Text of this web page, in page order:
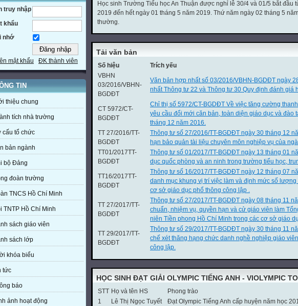
truy nhập
khẩu
nhớ
mật khẩu ĐK thành viên
TIN
thiệu chung
tích nhà trường
cấu tổ chức
bản ngành
bộ Đảng
đoàn trường
TNCS Hồ Chí Minh
TNTP Hồ Chí Minh
sách giáo viên
sách lớp
khóa biểu
tức
báo
ảnh hoạt động
Học sinh Trường Tiểu học An Thuận được nghỉ lễ 30/4 và 01/5 bắt đầu
2019 đến hết ngày 01 tháng 5 năm 2019. Thứ năm ngày 02 tháng 5
thường.
Tải văn bản
Số hiệu
Trích yếu
VBHN
03/2016/VBHN-
BGDĐT
Văn bản hợp nhất số 03/2016/VBHN-BGDĐT ngày
nhất Thông tư 22 và Thông tư 30 Quy định đánh giá
CT 5972/CT-
BGDĐT
Chỉ thị số 5972/CT-BGDĐT Về việc tăng cường
yêu cầu đổi mới căn bản, toàn diện giáo dục và đào
tháng 12 năm 2016.
TT 27/2016/TT-
BGDĐT
Thông tư số 27/2016/TT-BGDĐT ngày 30 tháng 12
hạn bảo quản tài liệu chuyên môn nghiệp vụ của
TT01/2017TT-
BGDĐT
Thông tư số 01/2017/TT-BGDĐT ngày 13 tháng 01
dục quốc phòng và an ninh trong trường tiểu học,
TT16/2017TT-
BGDĐT
Thông tư số 16/2017/TT-BGDĐT ngày 12 tháng 07
danh mục khung vị trí việc làm và định mức số
cơ sở giáo dục phổ thông công lập .
TT 27/2017/TT-
BGDĐT
Thông tư số 27/2017/TT-BGDĐT ngày 08 tháng 11
chuẩn, nhiệm vụ, quyền hạn và cử giáo viên làm
niên Tiền phong Hồ Chí Minh trong các cơ sở giáo
TT 29/2017/TT-
BGDĐT
Thông tư số 29/2017/TT-BGDĐT ngày 30 tháng 11
chế xét thăng hạng chức danh nghề nghiệp giáo
công lập.
HỌC SINH ĐẠT GIẢI OLYMPIC TIẾNG ANH - VIOLYMPIC
STT Họ và tên HS Phong trào
1
Lê Thị Ngọc Tuyết
Đạt Olympic Tiếng Anh cấp huyện năm học